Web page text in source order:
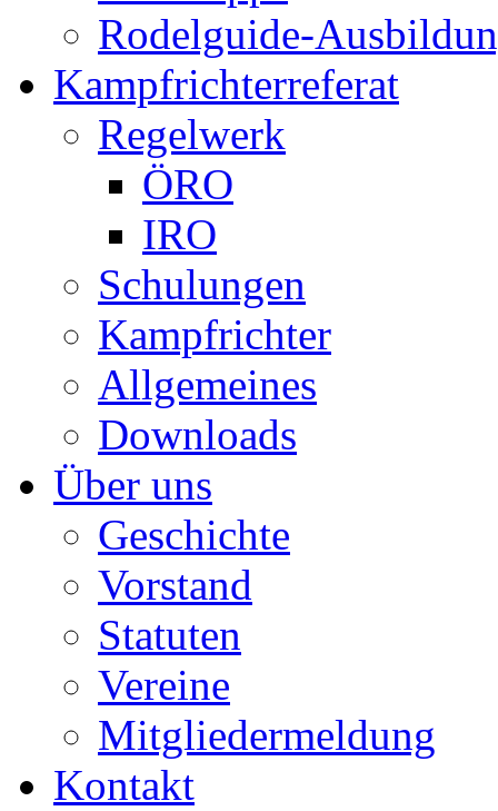
Rodelguide-
Kampfrichterreferat
Regelwerk
ÖRO
IRO
Schulungen
Kampfrichter
Allgemeines
Downloads
Über uns
Geschichte
Vorstand
Statuten
Vereine
Mitgliedermeldung
Kontakt